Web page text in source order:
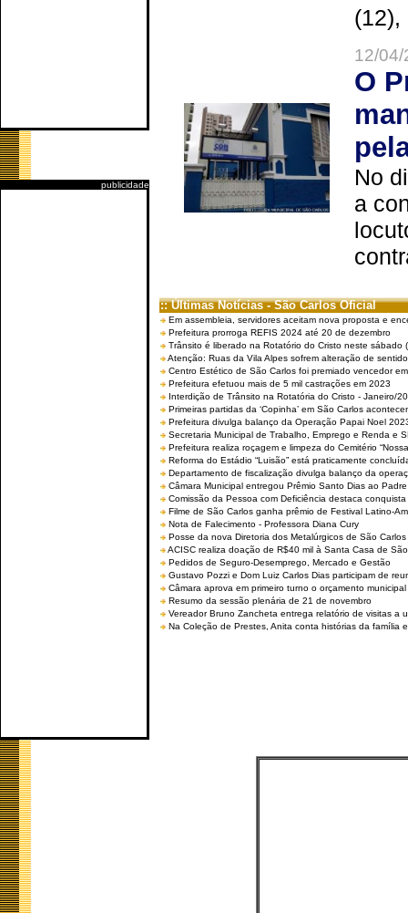
publicidade
(12),
12/
O
No
a
:: Últimas Notícias - São Carlos Oficial
Em assembleia, servidores aceitam nova proposta e
Prefeitura prorroga REFIS 2024 até 20 de dezembro
Trânsito é liberado na Rotatório do Cristo neste sábado
Atenção: Ruas da Vila Alpes sofrem alteração de
Centro Estético de São Carlos foi premiado vencedor
Prefeitura efetuou mais de 5 mil castrações em 2023
Interdição de Trânsito na Rotatória do Cristo - Janeiro/
Primeiras partidas da ‘Copinha’ em São Carlos
Prefeitura divulga balanço da Operação Papai Noel
Secretaria Municipal de Trabalho, Emprego e Renda e
Prefeitura realiza roçagem e limpeza do Cemitério
Reforma do Estádio “Luisão” está praticamente
Departamento de fiscalização divulga balanço da
Câmara Municipal entregou Prêmio Santo Dias ao
Comissão da Pessoa com Deficiência destaca
Filme de São Carlos ganha prêmio de Festival Latino-
Nota de Falecimento - Professora Diana Cury
Posse da nova Diretoria dos Metalúrgicos de São
ACISC realiza doação de R$40 mil à Santa Casa de
Pedidos de Seguro-Desemprego, Mercado e Gestão
Gustavo Pozzi e Dom Luiz Carlos Dias participam de
Câmara aprova em primeiro turno o orçamento
Resumo da sessão plenária de 21 de novembro
Vereador Bruno Zancheta entrega relatório de visitas a
Na Coleção de Prestes, Anita conta histórias da família